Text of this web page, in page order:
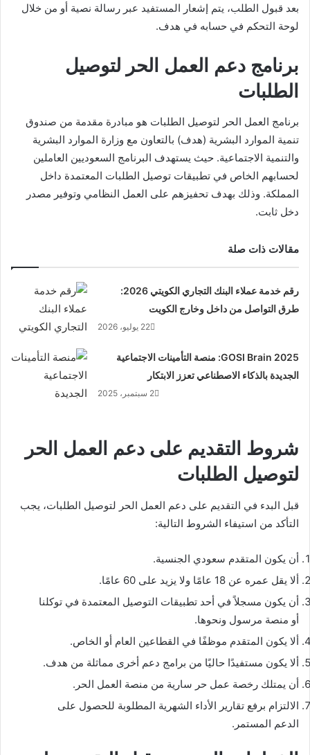
بعد قبول الطلب، يتم إشعار المستفيد عبر رسالة نصية أو من خلال
لوحة التحكم في حسابه في هدف.
برنامج دعم العمل الحر لتوصيل
الطلبات
برنامج العمل الحر لتوصيل الطلبات هو مبادرة مقدمة من صندوق
تنمية الموارد البشرية (هدف) بالتعاون مع وزارة الموارد البشرية
والتنمية الاجتماعية. حيث يستهدف البرنامج السعوديين العاملين
لحسابهم الخاص في تطبيقات توصيل الطلبات المعتمدة داخل
المملكة. وذلك بهدف تحفيزهم على العمل النظامي وتوفير مصدر
دخل ثابت.
مقالات ذات صلة
رقم خدمة عملاء البنك التجاري الكويتي 2026:
طرق التواصل من داخل وخارج الكويت
22 يوليو، 2026
GOSI Brain 2025: منصة التأمينات الاجتماعية
الجديدة بالذكاء الاصطناعي تعزز الابتكار
2 سبتمبر، 2025
شروط التقديم على دعم العمل الحر
لتوصيل الطلبات
قبل البدء في التقديم على دعم العمل الحر لتوصيل الطلبات، يجب
التأكد من استيفاء الشروط التالية:
أن يكون المتقدم سعودي الجنسية.
ألا يقل عمره عن 18 عامًا ولا يزيد على 60 عامًا.
أن يكون مسجلاً في أحد تطبيقات التوصيل المعتمدة في توكلنا
أو منصة مرسول ونحوها.
ألا يكون المتقدم موظفًا في القطاعين العام أو الخاص.
ألا يكون مستفيدًا حاليًا من برامج دعم أخرى مماثلة من هدف.
أن يمتلك رخصة عمل حر سارية من منصة العمل الحر.
الالتزام برفع تقارير الأداء الشهرية المطلوبة للحصول على
الدعم المستمر.